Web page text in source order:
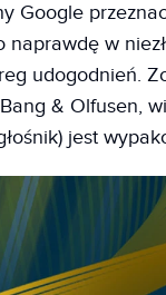
Google
naprawdę w
udogodnień.
& Olfusen,
jest